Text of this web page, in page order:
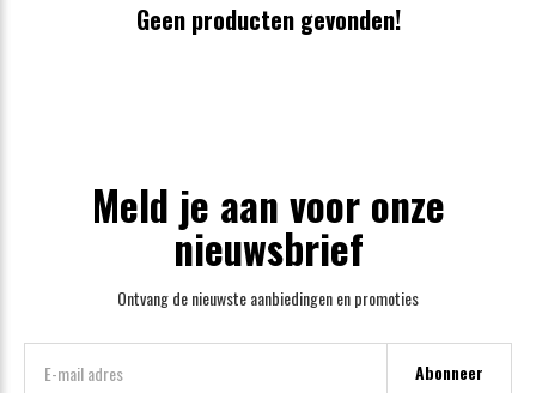
Geen producten gevonden!
Meld je aan voor onze
nieuwsbrief
Ontvang de nieuwste aanbiedingen en promoties
Abonneer